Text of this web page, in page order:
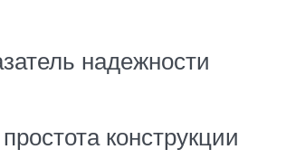
надежности
конструкции